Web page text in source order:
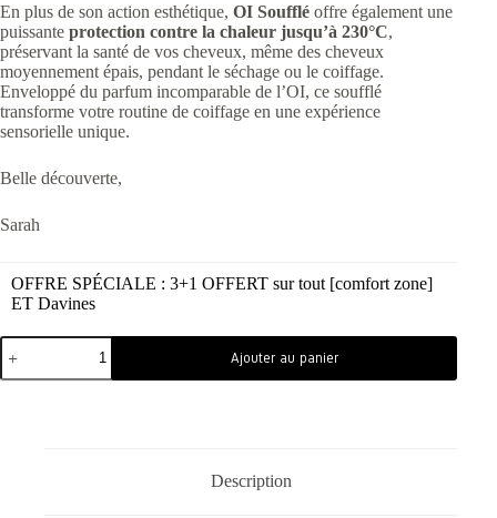
En plus de son action esthétique, OI Soufflé offre également une
puissante protection contre la chaleur jusqu’à 230°C,
préservant la santé de vos cheveux, même des cheveux
moyennement épais, pendant le séchage ou le coiffage.
Enveloppé du parfum incomparable de l’OI, ce soufflé
transforme votre routine de coiffage en une expérience
sensorielle unique.
Belle découverte,
Sarah
OFFRE SPÉCIALE : 3+1 OFFERT sur tout [comfort zone]
ET Davines
Ajouter au panier
Description